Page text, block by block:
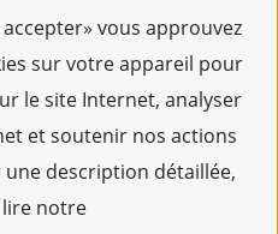
vous approuvez
sur votre appareil pour
le site Internet, analyser
et soutenir nos actions
description détaillée,
notre